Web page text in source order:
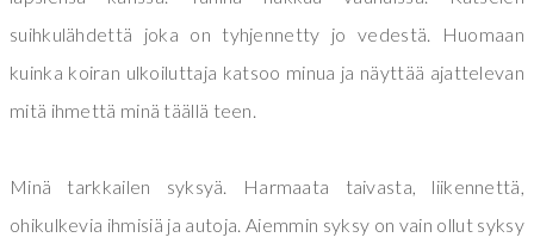
suihkulähdettä joka on tyhjennetty jo vedestä. Huomaan
kuinka koiran ulkoiluttaja katsoo minua ja näyttää ajattelevan
mitä ihmettä minä täällä teen.
Minä tarkkailen syksyä. Harmaata taivasta, liikennettä,
ohikulkevia ihmisiä ja autoja. Aiemmin syksy on vain ollut syksy